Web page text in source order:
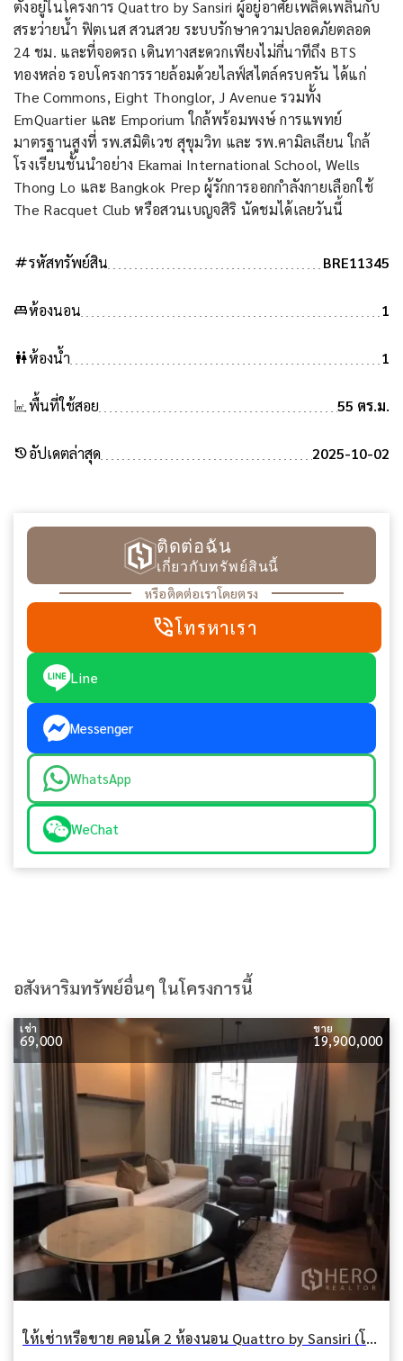
ตั้งอยู่ในโครงการ Quattro by Sansiri ผู้อยู่อาศัยเพลิดเพลินกับ
สระว่ายน้ำ ฟิตเนส สวนสวย ระบบรักษาความปลอดภัยตลอด
24 ชม. และที่จอดรถ เดินทางสะดวกเพียงไม่กี่นาทีถึง BTS
ทองหล่อ รอบโครงการรายล้อมด้วยไลฟ์สไตล์ครบครัน ได้แก่
The Commons, Eight Thonglor, J Avenue รวมทั้ง
EmQuartier และ Emporium ใกล้พร้อมพงษ์ การแพทย์
มาตรฐานสูงที่ รพ.สมิติเวช สุขุมวิท และ รพ.คามิลเลียน ใกล้
โรงเรียนชั้นนำอย่าง Ekamai International School, Wells
Thong Lo และ Bangkok Prep ผู้รักการออกกำลังกายเลือกใช้
The Racquet Club หรือสวนเบญจสิริ นัดชมได้เลยวันนี้
tagรหัสทรัพย์สิน BRE11345
king_bedห้องนอน 1
wcห้องน้ำ 1
พื้นที่ใช้สอย 55 ตร.ม.
historyอัปเดตล่าสุด 2025-10-02
ติดต่อฉัน
เกี่ยวกับทรัพย์สินนี้
หรือติดต่อเราโดยตรง
phone_in_talkโทรหาเรา
Line
Messenger
WhatsApp
WeChat
อสังหาริมทรัพย์อื่นๆ ในโครงการนี้
เช่า
69,000
ขาย
19,900,000
ให้เช่าหรือขาย คอนโด 2 ห้องนอน Quattro by Sansiri (โฟร์ บาย ซันซิริ) คลองตันเหนือ วัฒนา กรุงเทพมหานคร BTS ทองหล่อ